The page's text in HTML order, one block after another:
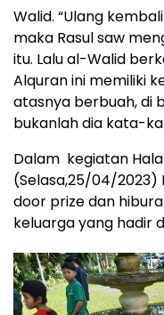
Walid. “Ulang
maka Rasul saw
itu. Lalu al-Walid
Alquran ini memiliki
atasnya berbuah, di
bukanlah dia kata-
Dalam kegiatan
(Selasa,25/04/2023)
door prize dan
keluarga yang hadir